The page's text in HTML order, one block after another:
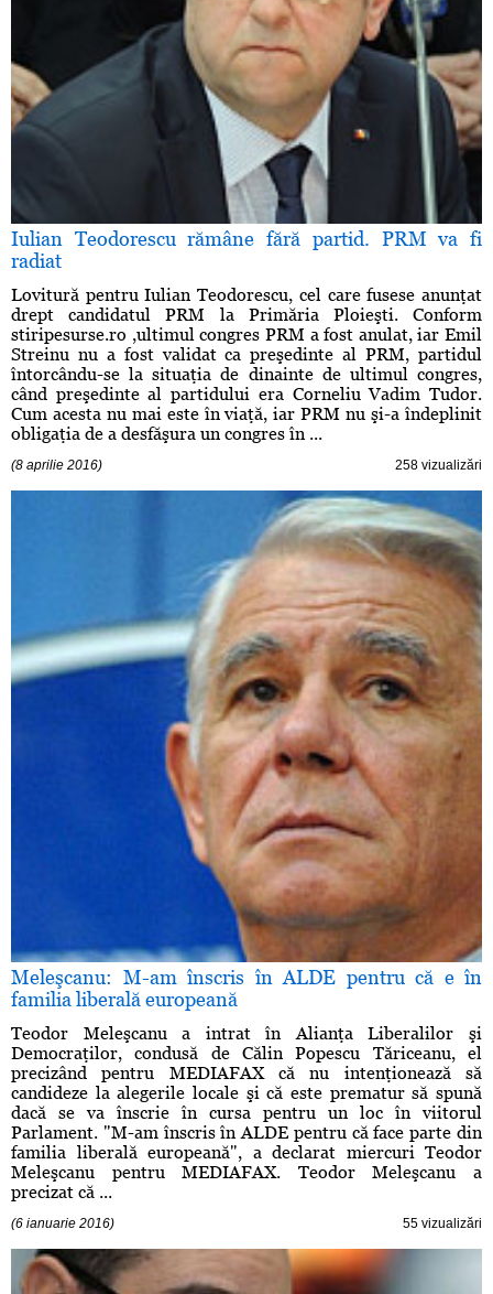
Iulian Teodorescu rămâne fără partid. PRM va fi
radiat
Lovitură pentru Iulian Teodorescu, cel care fusese anunţat
drept candidatul PRM la Primăria Ploieşti. Conform
stiripesurse.ro ,ultimul congres PRM a fost anulat, iar Emil
Streinu nu a fost validat ca preşedinte al PRM, partidul
întorcându-se la situaţia de dinainte de ultimul congres,
când preşedinte al partidului era Corneliu Vadim Tudor.
Cum acesta nu mai este în viaţă, iar PRM nu şi-a îndeplinit
obligaţia de a desfăşura un congres în ...
(8 aprilie 2016) 258 vizualizări
Meleşcanu: M-am înscris în ALDE pentru că e în
familia liberală europeană
Teodor Meleşcanu a intrat în Alianţa Liberalilor şi
Democraţilor, condusă de Călin Popescu Tăriceanu, el
precizând pentru MEDIAFAX că nu intenţionează să
candideze la alegerile locale şi că este prematur să spună
dacă se va înscrie în cursa pentru un loc în viitorul
Parlament. "M-am înscris în ALDE pentru că face parte din
familia liberală europeană", a declarat miercuri Teodor
Meleşcanu pentru MEDIAFAX. Teodor Meleşcanu a
precizat că ...
(6 ianuarie 2016) 55 vizualizări